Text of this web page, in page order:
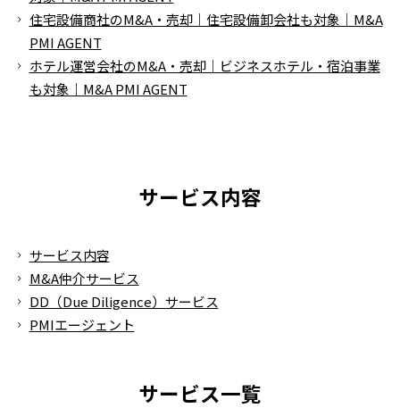
住宅設備商社のM&A・売却｜住宅設備卸会社も対象｜M&A
PMI AGENT
ホテル運営会社のM&A・売却｜ビジネスホテル・宿泊事業
も対象｜M&A PMI AGENT
サービス内容
サービス内容
M&A仲介サービス
DD（Due Diligence）サービス
PMIエージェント
サービス一覧